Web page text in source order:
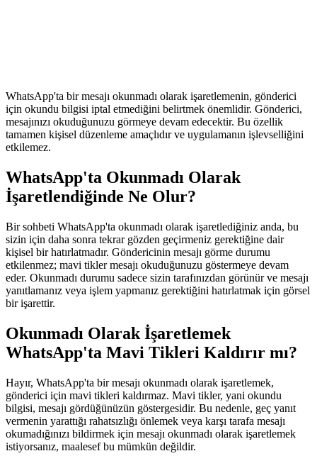
WhatsApp'ta bir mesajı okunmadı olarak işaretlemenin, gönderici
için okundu bilgisi iptal etmediğini belirtmek önemlidir. Gönderici,
mesajınızı okuduğunuzu görmeye devam edecektir. Bu özellik
tamamen kişisel düzenleme amaçlıdır ve uygulamanın işlevselliğini
etkilemez.
WhatsApp'ta Okunmadı Olarak
İşaretlendiğinde Ne Olur?
Bir sohbeti WhatsApp'ta okunmadı olarak işaretlediğiniz anda, bu
sizin için daha sonra tekrar gözden geçirmeniz gerektiğine dair
kişisel bir hatırlatmadır. Göndericinin mesajı görme durumu
etkilenmez; mavi tikler mesajı okuduğunuzu göstermeye devam
eder. Okunmadı durumu sadece sizin tarafınızdan görünür ve mesajı
yanıtlamanız veya işlem yapmanız gerektiğini hatırlatmak için görsel
bir işarettir.
Okunmadı Olarak İşaretlemek
WhatsApp'ta Mavi Tikleri Kaldırır mı?
Hayır, WhatsApp'ta bir mesajı okunmadı olarak işaretlemek,
gönderici için mavi tikleri kaldırmaz. Mavi tikler, yani okundu
bilgisi, mesajı gördüğünüzün göstergesidir. Bu nedenle, geç yanıt
vermenin yarattığı rahatsızlığı önlemek veya karşı tarafa mesajı
okumadığınızı bildirmek için mesajı okunmadı olarak işaretlemek
istiyorsanız, maalesef bu mümkün değildir.